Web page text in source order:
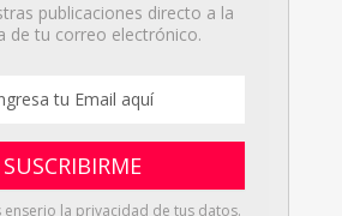
publicaciones directo a la
de tu correo electrónico.
la privacidad de tus datos.